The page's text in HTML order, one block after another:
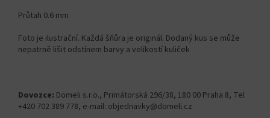
Průtah 0.6 mm
Foto je ilustrační. Každá šňůra je originál. Dodaný kus se může
nepatrně lišit odstínem barvy a velikostí kuliček
Dovozce: Domeli s.r.o., Primátorská 296/38, 180 00 Praha 8, Tel
+420 702 389 778, e-mail: objednavky@domeli.cz